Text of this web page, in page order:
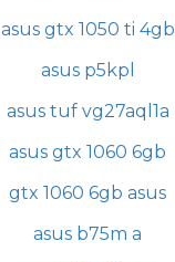
asus gtx 1050 ti 4gb
asus p5kpl
asus tuf vg27aql1a
asus gtx 1060 6gb
gtx 1060 6gb asus
asus b75m a